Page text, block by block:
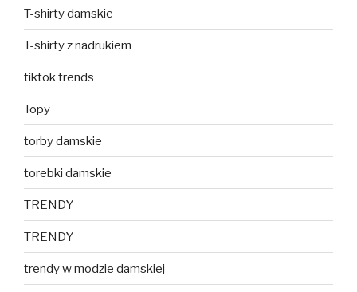
T-shirty damskie
T-shirty z nadrukiem
tiktok trends
Topy
torby damskie
torebki damskie
TRENDY
TRENDY
trendy w modzie damskiej